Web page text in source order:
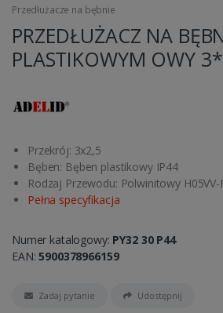
Przedłużacze na bębnie
PRZEDŁUŻACZ NA
PLASTIKOWYM OWY
Przekrój: 3x2,5
Bęben: Bęben plastikowy IP44
Rodzaj Przewodu: Polwinitowy H05VV-
Pełna specyfikacja
Numer katalogowy: PY32 30 P44
EAN:5900378966159
Zadaj pytanie Udostępnij